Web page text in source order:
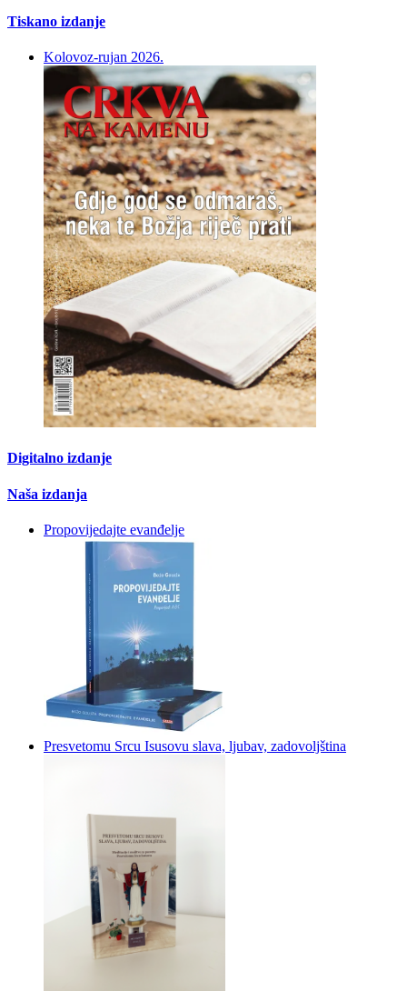
Tiskano izdanje
Kolovoz-rujan 2026.
Digitalno izdanje
Naša izdanja
Propovijedajte evanđelje
Presvetomu Srcu Isusovu slava, ljubav, zadovoljština